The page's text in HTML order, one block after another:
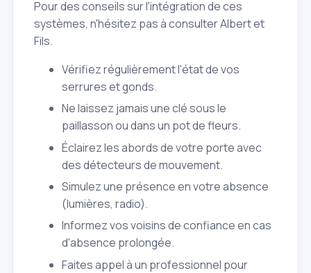
Pour des conseils sur l'intégration de ces
systèmes, n'hésitez pas à consulter Albert et
Fils.
Vérifiez régulièrement l'état de vos
serrures et gonds.
Ne laissez jamais une clé sous le
paillasson ou dans un pot de fleurs.
Éclairez les abords de votre porte avec
des détecteurs de mouvement.
Simulez une présence en votre absence
(lumières, radio).
Informez vos voisins de confiance en cas
d'absence prolongée.
Faites appel à un professionnel pour